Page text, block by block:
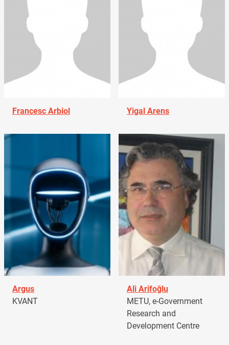
Francesc Arbiol Yigal Arens
Argus
KVANT
Ali Arifoğlu
METU, e-Government
Research and
Development Centre